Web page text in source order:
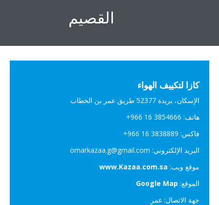
القصيم
كازا لتكييف الهواء
الإسكان، بريدة 52377 طريق عمر بن الخطاب
فاكس: ‎+966 16 3838889
البريد الإلكتروني: omarkazaa.g@gmail.com
موقع ويب:www.Kazaa.com.sa
الموقع:Google Map
جهة الاتصال: عمر